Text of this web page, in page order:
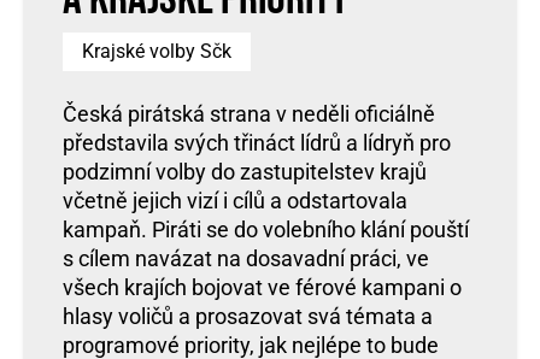
Krajské volby Sčk
Česká pirátská strana v neděli oficiálně
představila svých třináct lídrů a lídryň pro
podzimní volby do zastupitelstev krajů
včetně jejich vizí i cílů a odstartovala
kampaň. Piráti se do volebního klání pouští
s cílem navázat na dosavadní práci, ve
všech krajích bojovat ve férové kampani o
hlasy voličů a prosazovat svá témata a
programové priority, jak nejlépe to bude